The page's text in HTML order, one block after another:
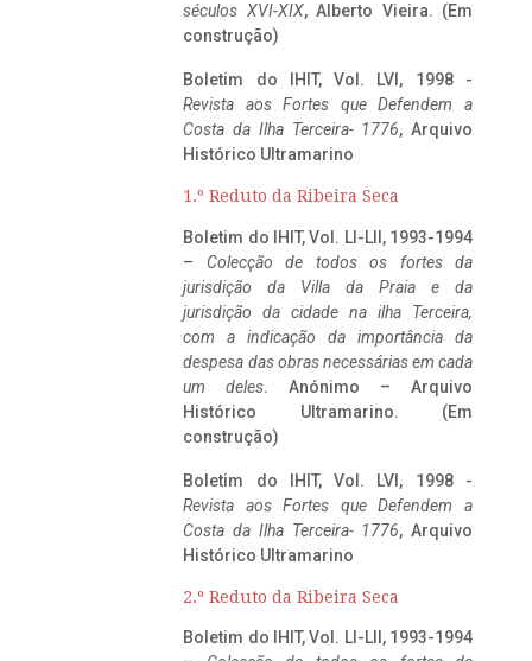
séculos XVI-XIX, Alberto Vieira. (Em
construção)
Boletim do IHIT, Vol. LVI, 1998 -
Revista aos Fortes que Defendem a
Costa da Ilha Terceira- 1776, Arquivo
Histórico Ultramarino
1.º Reduto da Ribeira Seca
Boletim do IHIT, Vol. LI-LII, 1993-1994
– Colecção de todos os fortes da
jurisdição da Villa da Praia e da
jurisdição da cidade na ilha Terceira,
com a indicação da importância da
despesa das obras necessárias em cada
um deles. Anónimo – Arquivo
Histórico Ultramarino. (Em
construção)
Boletim do IHIT, Vol. LVI, 1998 -
Revista aos Fortes que Defendem a
Costa da Ilha Terceira- 1776, Arquivo
Histórico Ultramarino
2.º Reduto da Ribeira Seca
Boletim do IHIT, Vol. LI-LII, 1993-1994